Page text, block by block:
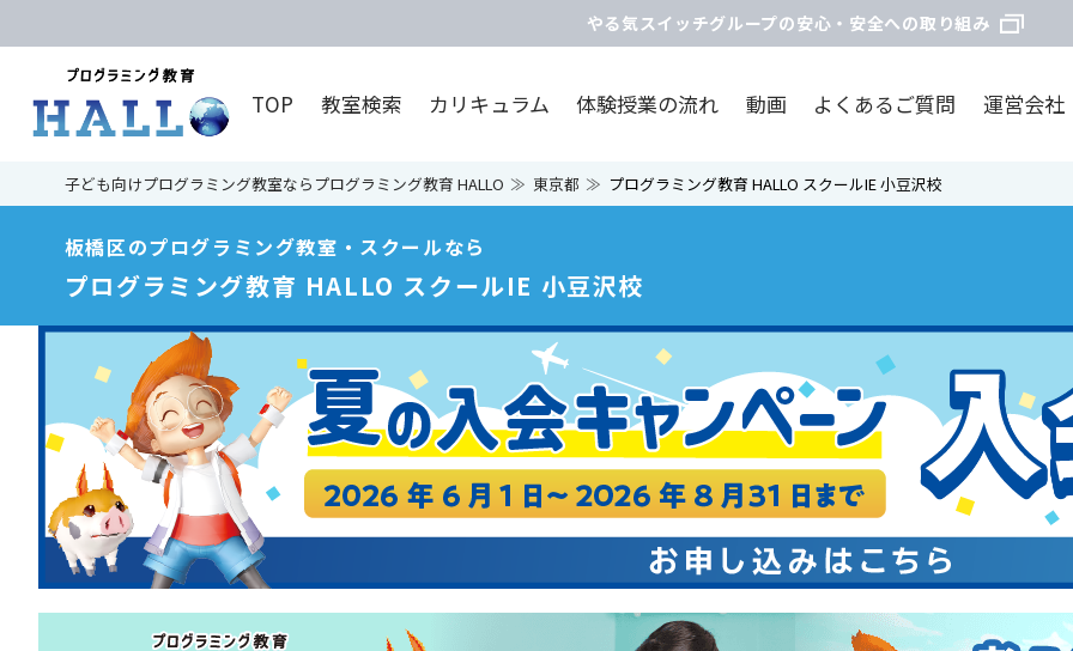
やる気スイッチグループの安心・安全への取り組み
TOP 教室検索 カリキュラム 体験授業の流れ 動画 よくあるご質問 運営会社
子ども向けプログラミング教室ならプログラミング教育 HALLO 東京都 プログラミング教育 HALLO スクールIE 小豆沢校
板橋区のプログラミング教室・スクールなら
プログラミング教育 HALLO スクールIE 小豆沢校